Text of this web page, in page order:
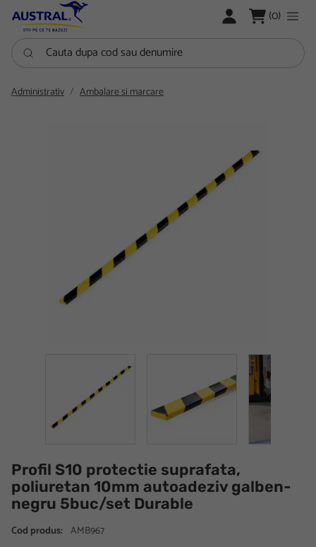
LOGARE (0)
Cauta dupa cod sau denumire
Administrativ Ambalare si marcare
Profil S10 protectie suprafata,
poliuretan 10mm autoadeziv galben-
negru 5buc/set Durable
Cod produs: AMB967